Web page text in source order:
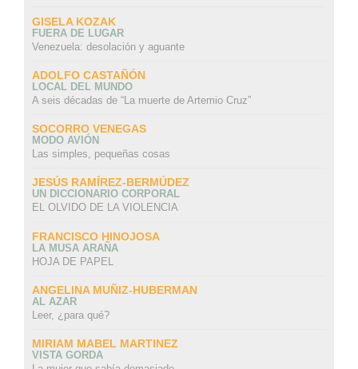
GISELA KOZAK
FUERA DE LUGAR
Venezuela: desolación y aguante
ADOLFO CASTAÑÓN
LOCAL DEL MUNDO
A seis décadas de “La muerte de Artemio Cruz”
SOCORRO VENEGAS
MODO AVIÓN
Las simples, pequeñas cosas
JESÚS RAMÍREZ-BERMÚDEZ
UN DICCIONARIO CORPORAL
EL OLVIDO DE LA VIOLENCIA
FRANCISCO HINOJOSA
LA MUSA ARAÑA
HOJA DE PAPEL
ANGELINA MUÑIZ-HUBERMAN
AL AZAR
Leer, ¿para qué?
MIRIAM MABEL MARTINEZ
VISTA GORDA